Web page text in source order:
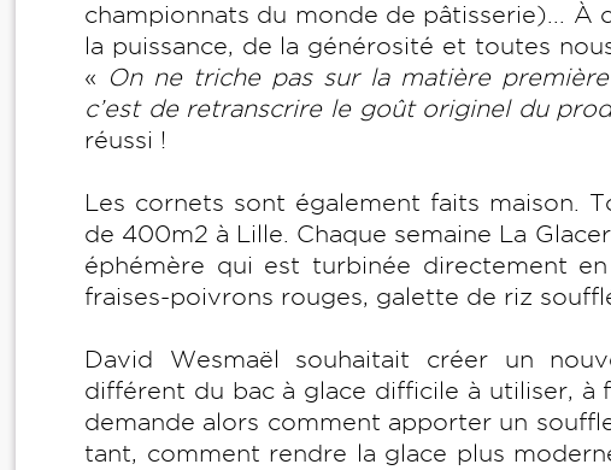
championnats du monde de pâtisserie)... À
la puissance, de la générosité et toutes
« On ne triche pas sur la matière première
c’est de retranscrire le goût originel du
réussi !
Les cornets sont également faits maison.
de 400m² à Lille. Chaque semaine La
éphémère qui est turbinée directement
fraises-poivrons rouges, galette de riz
David Wesmaël souhaitait créer un
différent du bac à glace difficile à utiliser, à
demande alors comment apporter un
tant, comment rendre la glace plus